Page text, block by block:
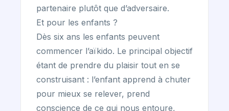
partenaire plutôt que d’adversaire.
Et pour les enfants ?
Dès six ans les enfants peuvent
commencer l’aïkido. Le principal objectif
étant de prendre du plaisir tout en se
construisant : l’enfant apprend à chuter
pour mieux se relever, prend
conscience de ce qui nous entoure,